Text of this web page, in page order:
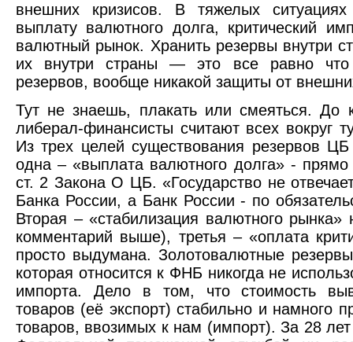
внешних кризисов. В тяжелых
выплату валютного долга, критический
валютный рынок. Хранить резервы внутри
их внутри страны — это все равно что
резервов, вообще никакой защиты от
Тут не знаешь, плакать или смеяться. До
либерал-финансисты считают всех вокруг
Из трех целей существования резервов
одна – «выплата валютного долга» -
ст. 2 Закона О ЦБ. «Государство не
Банка России, а Банк России - по
Вторая – «стабилизация валютного рынка»
комментарий выше), третья – «оплата
просто выдумана. Золотовалютные
которая относится к ФНБ никогда не
импорта. Дело в том, что стоимость
товаров (её экспорт) стабильно и намного
товаров, ввозимых к нам (импорт). За 28 лет